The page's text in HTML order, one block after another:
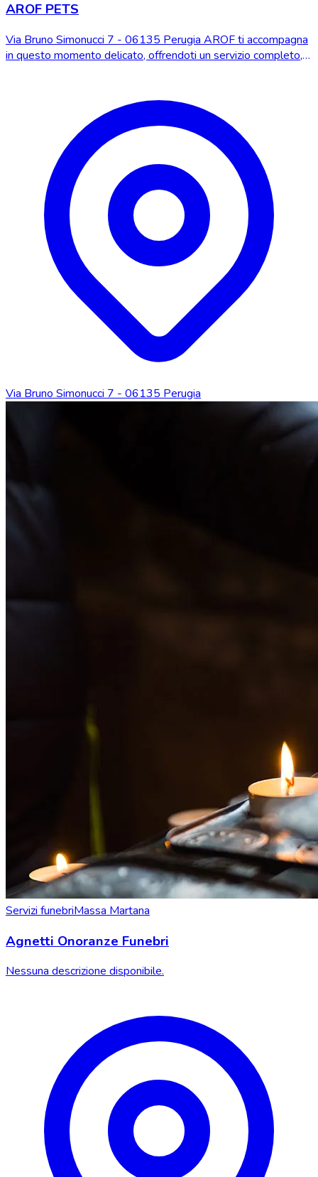
AROF PETS
Via Bruno Simonucci 7 - 06135 Perugia AROF ti accompagna
in questo momento delicato, offrendoti un servizio completo,
Via Bruno Simonucci 7 - 06135 Perugia
Servizi funebriMassa Martana
Agnetti Onoranze Funebri
Nessuna descrizione disponibile.